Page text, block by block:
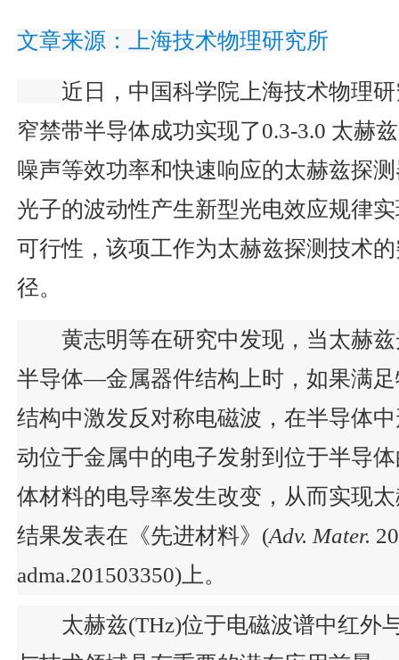
文章来源： 上海技术物理研究所
近日，中国科学院上海技术物理
窄禁带半导体成功实现了0.3-3.0 太赫
噪声等效功率和快速响应的太赫兹探
光子的波动性产生新型光电效应规律
可行性，该项工作为太赫兹探测技术
径。
黄志明等在研究中发现， 当太赫
半导体—金属器件结构上时，如果满
结构中激发反对称电磁波，在半导体
动位于金属中的电子发射到位于半导
体材料的电导率发生改变，从而实现
结果发表在《先进材料》 (Adv. Mater.
adma.201503350) 上。
太赫兹(THz)位于电磁波谱中红外